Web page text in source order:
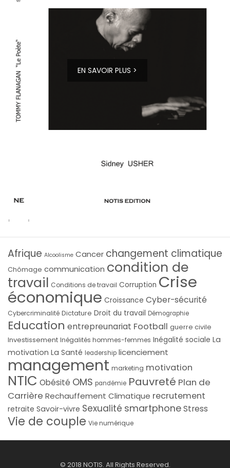
EN SAVOIR PLUS >
Afrique Alcoolisme Cancer changement climatique
Chômage communication condition de
travail Conditions de travail Corruption Crise
économique Croissance Cyber-sécurité
Cybercriminalité Dictature Droit du travail Démographie
Education entrepreunariat Football guerre civile
Investissement Inégalités hommes-femmes Inégalité sociale La
motivation La Santé leadership licenciement
management marketing motivation
NTIC Obésité OMS pandémie Pauvreté Plan de
Carrière Rechauffement Climatique recrutement
retraite Savoir-vivre Sexualité smartphoneStress
Vie de couple Vie numérique
© 2018 NOTIS. All Rights Reserved.